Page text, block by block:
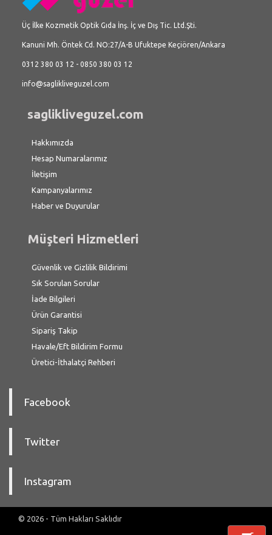
Üç İlke Kozmetik Optik Gıda İnş. İç ve Dış Tic. Ltd.Şti.
Kanuni Mh. Öntek Cd. NO:27/A-B Ufuktepe Keçiören/Ankara
0312 380 03 12 - 0850 380 03 12
info@saglikliveguzel.com
saglikliveguzel.com
Hakkımızda
Hesap Numaralarımız
İletişim
Kampanyalarımız
Haber ve Duyurular
Müşteri Hizmetleri
Güvenlik ve Gizlilik Bildirimi
Sık Sorulan Sorular
İade Bilgileri
Ürün Garantisi
Sipariş Takip
Havale/Eft Bildirim Formu
Üretici-İthalatçi Rehberi
Facebook
Twitter
Instagram
© 2026 - Tüm Hakları Saklıdır